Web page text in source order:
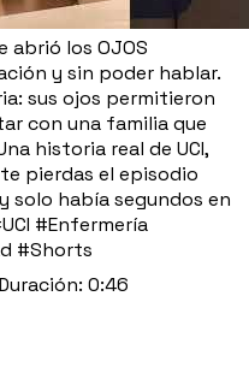
abrió los OJOS
y sin poder hablar.
sus ojos permitieron
con una familia que
historia real de UCI,
pierdas el episodio
solo había segundos en
#Enfermería
#Shorts
0:46